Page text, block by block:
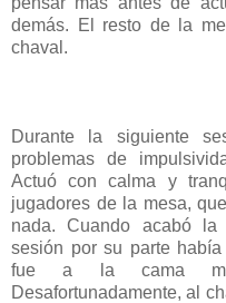
demás. El resto de la
chaval.
Durante la siguiente
problemas de
Actuó con calma y
jugadores de la mesa,
nada. Cuando acabó
sesión por su parte
fue a la cama
Desafortunadamente, al